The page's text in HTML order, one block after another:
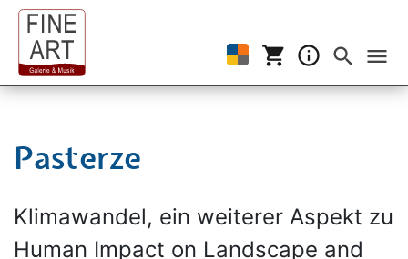
search
shopping_cart info_outline
Events filtern menu
Pasterze
Klimawandel, ein weiterer Aspekt zu
Human Impact on Landscape and